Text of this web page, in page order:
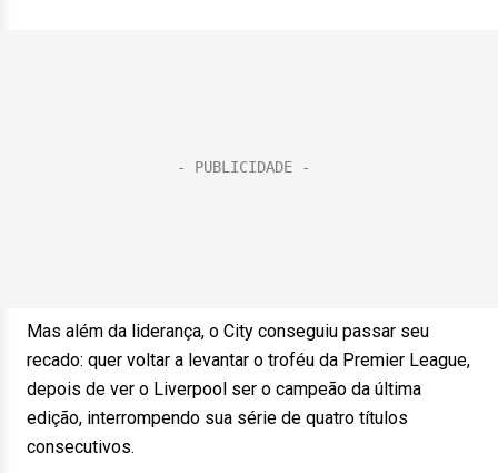
Mas além da liderança, o City conseguiu passar seu
recado: quer voltar a levantar o troféu da Premier League,
depois de ver o Liverpool ser o campeão da última
edição, interrompendo sua série de quatro títulos
consecutivos.